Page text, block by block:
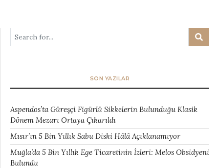
SON YAZILAR
Aspendos’ta Güreşçi Figürlü Sikkelerin Bulunduğu Klasik
Dönem Mezarı Ortaya Çıkarıldı
Mısır’ın 5 Bin Yıllık Sabu Diski Hâlâ Açıklanamıyor
Muğla’da 5 Bin Yıllık Ege Ticaretinin İzleri: Melos Obsidyeni
Bulundu